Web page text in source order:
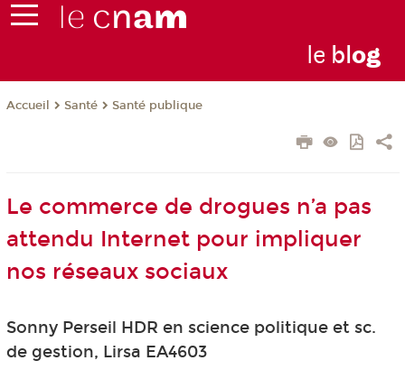
le blog
Accueil Santé Santé publique
Le commerce de drogues n’a pas
attendu Internet pour impliquer
nos réseaux sociaux
Sonny Perseil HDR en science politique et sc.
de gestion, Lirsa EA4603